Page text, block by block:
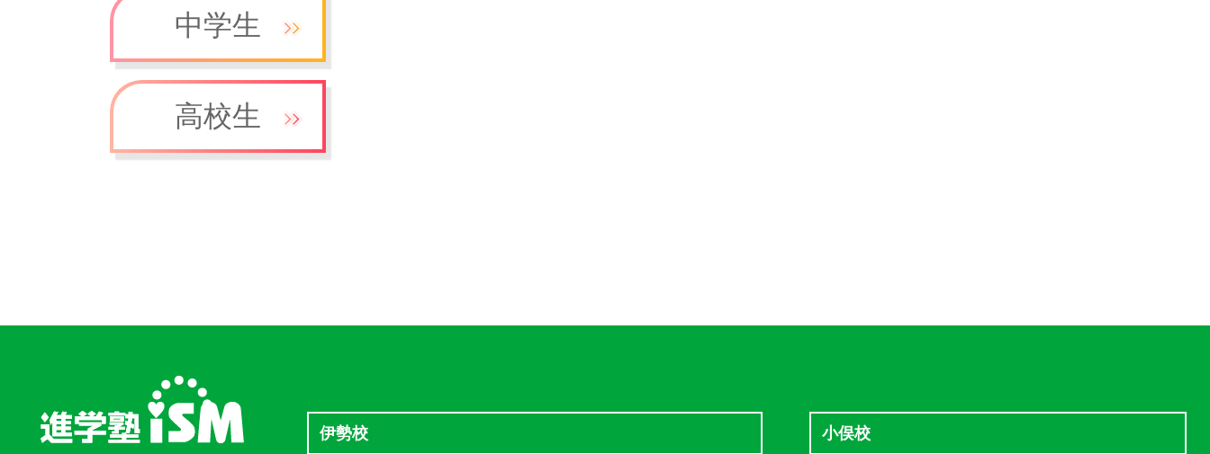
中学生
高校生
伊勢校 小俣校